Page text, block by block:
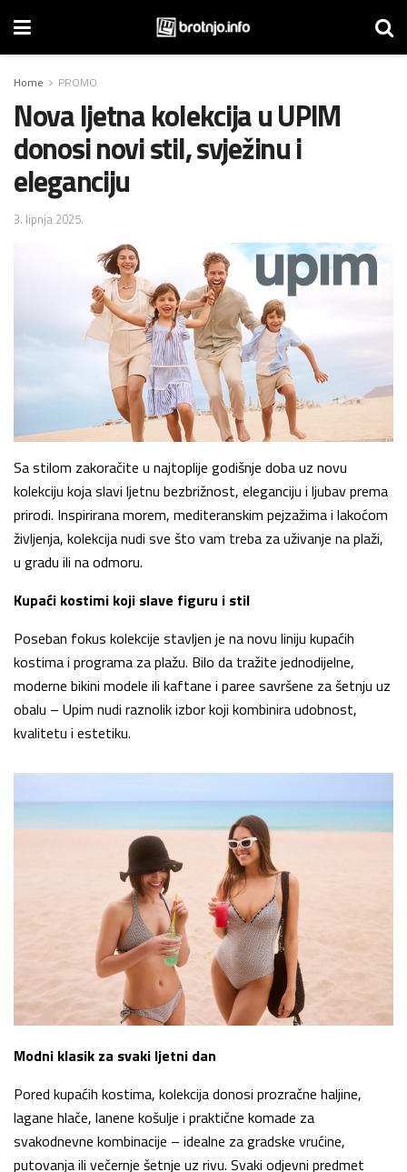
Home PROMO
Nova ljetna kolekcija u UPIM
donosi novi stil, svježinu i
eleganciju
3. lipnja 2025.
Sa stilom zakoračite u najtoplije godišnje doba uz novu
kolekciju koja slavi ljetnu bezbrižnost, eleganciju i ljubav prema
prirodi. Inspirirana morem, mediteranskim pejzažima i lakoćom
življenja, kolekcija nudi sve što vam treba za uživanje na plaži,
u gradu ili na odmoru.
Kupaći kostimi koji slave figuru i stil
Poseban fokus kolekcije stavljen je na novu liniju kupaćih
kostima i programa za plažu. Bilo da tražite jednodijelne,
moderne bikini modele ili kaftane i paree savršene za šetnju uz
obalu – Upim nudi raznolik izbor koji kombinira udobnost,
kvalitetu i estetiku.
Modni klasik za svaki ljetni dan
Pored kupaćih kostima, kolekcija donosi prozračne haljine,
lagane hlače, lanene košulje i praktične komade za
svakodnevne kombinacije – idealne za gradske vrućine,
putovanja ili večernje šetnje uz rivu. Svaki odjevni predmet